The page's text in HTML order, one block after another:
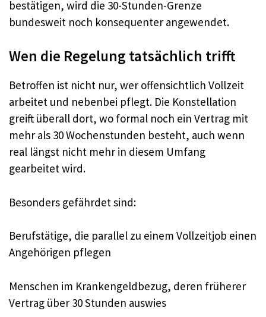
bestätigen, wird die 30-Stunden-Grenze
bundesweit noch konsequenter angewendet.
Wen die Regelung tatsächlich trifft
Betroffen ist nicht nur, wer offensichtlich Vollzeit
arbeitet und nebenbei pflegt. Die Konstellation
greift überall dort, wo formal noch ein Vertrag mit
mehr als 30 Wochenstunden besteht, auch wenn
real längst nicht mehr in diesem Umfang
gearbeitet wird.
Besonders gefährdet sind:
Berufstätige, die parallel zu einem Vollzeitjob einen
Angehörigen pflegen
Menschen im Krankengeldbezug, deren früherer
Vertrag über 30 Stunden auswies